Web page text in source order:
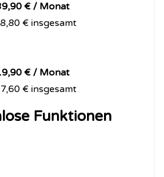
€ / Monat
€ insgesamt
€ / Monat
€ insgesamt
Funktionen